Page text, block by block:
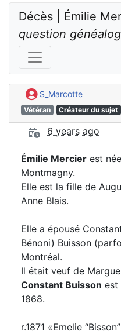
question
S_Marcotte
Vétéran Créateur du sujet
6 years ago
Émilie Mercier est
Montmagny.
Elle est la fille de
Anne Blais.
Elle a épousé
Bénoni) Buisson
Montréal.
Il était veuf de
Constant Buisson est
1868.
r.1871 «Emelie